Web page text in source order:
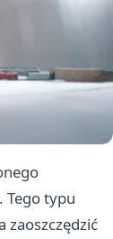
Tego typu
zaoszczędzić